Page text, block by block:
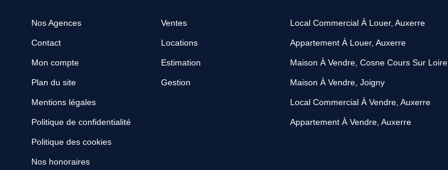
Nos Agences
Contact
Mon compte
Plan du site
Mentions légales
Politique de confidentialité
Politique des cookies
Nos honoraires
Ventes
Locations
Estimation
Gestion
Local Commercial À Louer, Auxerre
Appartement À Louer, Auxerre
Maison À Vendre, Cosne Cours Sur Loire
Maison À Vendre, Joigny
Local Commercial À Vendre, Auxerre
Appartement À Vendre, Auxerre